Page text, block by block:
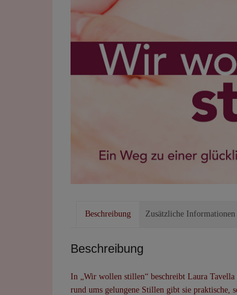
Beschreibung Zusätzliche Informationen
Beschreibung
In „Wir wollen stillen“ beschreibt Laura
rund ums gelungene Stillen gibt sie praktische,